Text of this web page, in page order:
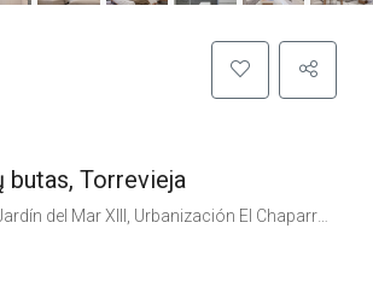
butas, Torrevieja
El Chaparral, Torrevieja, el Baix Segura / La Vega Baja, Alacant / Alicante, Comunitat Valenciana, 03184, España